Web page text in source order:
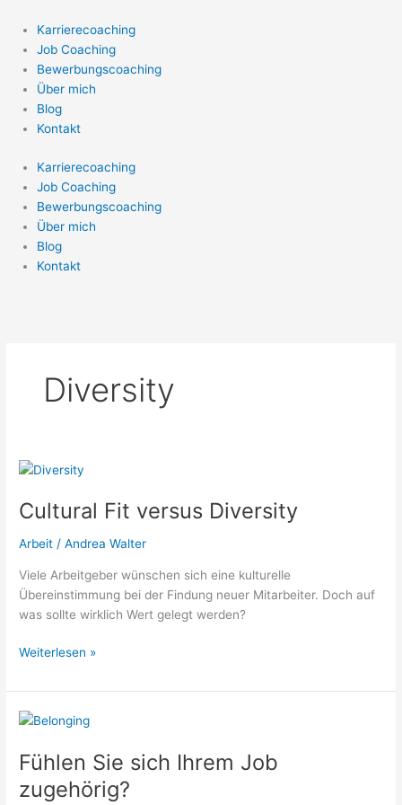
Inhalt
springen
Karrierecoaching
Job Coaching
Bewerbungscoaching
Über mich
Blog
Kontakt
Karrierecoaching
Job Coaching
Bewerbungscoaching
Über mich
Blog
Kontakt
Diversity
Cultural Fit versus Diversity
Arbeit /Andrea Walter
Viele Arbeitgeber wünschen sich eine kulturelle
Übereinstimmung bei der Findung neuer Mitarbeiter. Doch auf
was sollte wirklich Wert gelegt werden?
Cultural
versus
Weiterlesen »
Fühlen Sie sich Ihrem Job
zugehörig?
Fühlen
sich
Job